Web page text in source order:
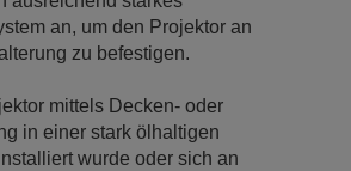
an, um den Projektor an
zu befestigen.
mittels Decken- oder
in einer stark ölhaltigen
wurde oder sich an